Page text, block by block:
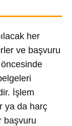
her
ve başvuru
İşlem
ya da harç
başvuru